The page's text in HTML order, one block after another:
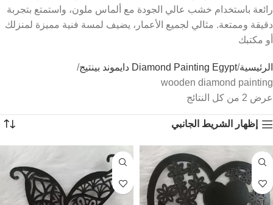
رائعة باستخدام خشب عالي الجودة مع ألماس ملون، واستمتع بتجربة
دقيقة وممتعة. مثالي لجميع الأعمار، يضيف لمسة فنية مميزة لمنزلك
أو مكتبك
الرئيسية Diamond Painting Egypt دايموند بينتيج
wooden diamond painting
عرض ⁦2⁩ من كل النتائج
إظهار الشريط الجانبي